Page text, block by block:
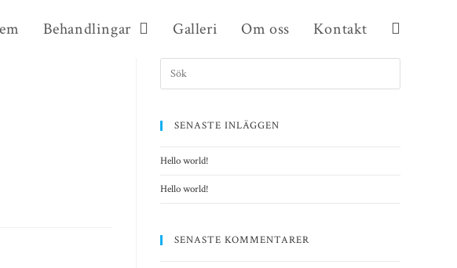
Behandlingar Galleri Om oss Kontakt
SENASTE INLÄGGEN
Hello world!
Hello world!
SENASTE KOMMENTARER